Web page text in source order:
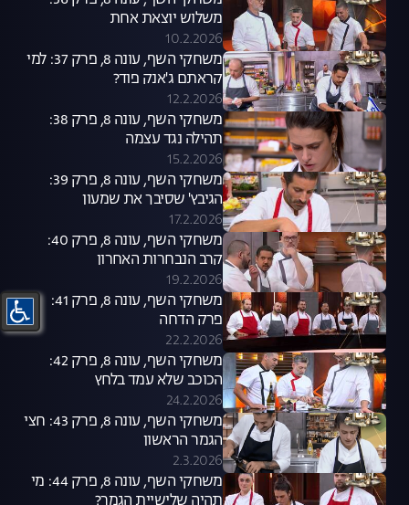
משלוש יוצאת אחת
10.2.2026
משחקי השף, עונה 8, פרק 37: למי
קראתם ג'אנק פוד?
12.2.2026
משחקי השף, עונה 8, פרק 38:
תהילה נגד עצמה
15.2.2026
משחקי השף, עונה 8, פרק 39:
הגיבץ' שסיבך את שמעון
17.2.2026
משחקי השף, עונה 8, פרק 40:
קרב הנבחרות האחרון
19.2.2026
משחקי השף, עונה 8, פרק 41:
פרק הדחה
22.2.2026
משחקי השף, עונה 8, פרק 42:
הכוכב שלא עמד בלחץ
24.2.2026
משחקי השף, עונה 8, פרק 43: חצי
הגמר הראשון
2.3.2026
משחקי השף, עונה 8, פרק 44: מי